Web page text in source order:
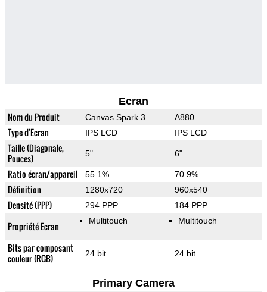
Ecran
Nom du Produit Canvas Spark 3 A880
Type d'Ecran IPS LCD IPS LCD
Taille (Diagonale,
Pouces)
5" 6"
Ratio écran/appareil 55.1% 70.9%
Définition 1280x720 960x540
Densité (PPP) 294 PPP 184 PPP
Propriété Ecran Multitouch Multitouch
Bits par composant
couleur (RGB)
24 bit 24 bit
Primary Camera